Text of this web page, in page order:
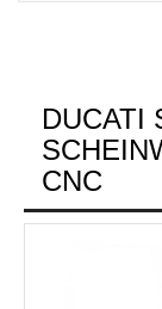
DUCATI
CNC